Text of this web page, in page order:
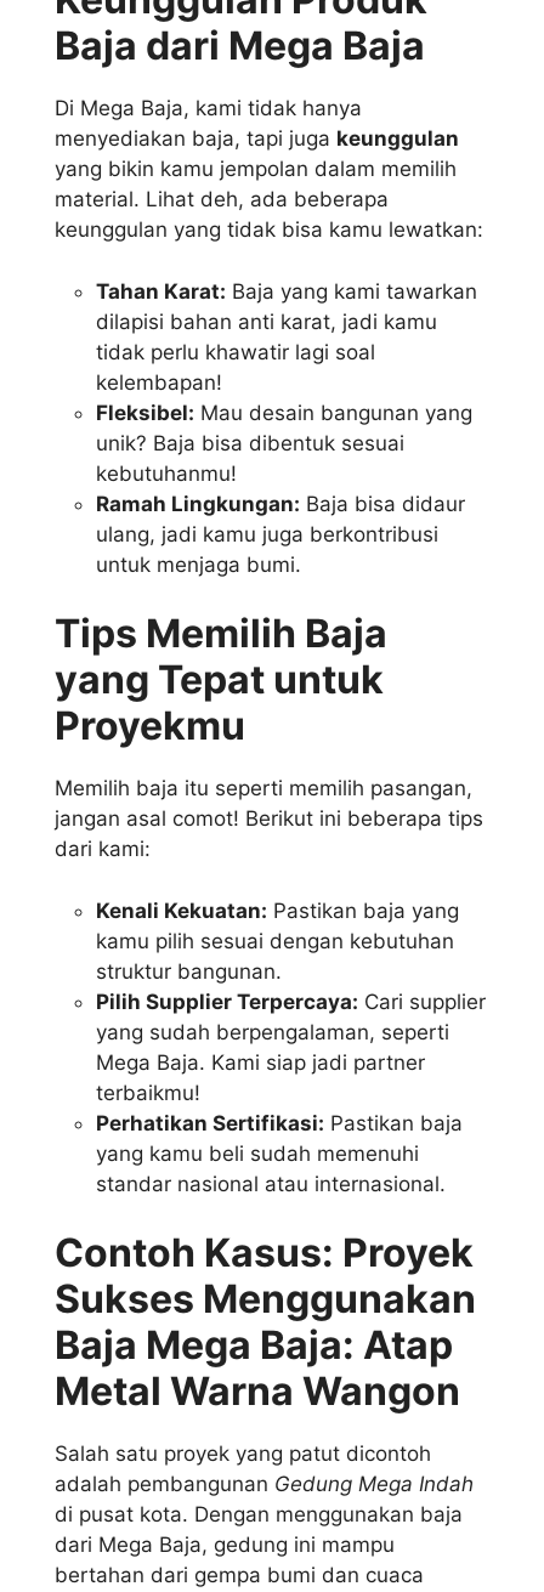
Baja dari Mega Baja
Di Mega Baja, kami tidak hanya
menyediakan baja, tapi juga keunggulan
yang bikin kamu jempolan dalam memilih
material. Lihat deh, ada beberapa
keunggulan yang tidak bisa kamu lewatkan:
Tahan Karat: Baja yang kami tawarkan
dilapisi bahan anti karat, jadi kamu
tidak perlu khawatir lagi soal
kelembapan!
Fleksibel: Mau desain bangunan yang
unik? Baja bisa dibentuk sesuai
kebutuhanmu!
Ramah Lingkungan: Baja bisa didaur
ulang, jadi kamu juga berkontribusi
untuk menjaga bumi.
Tips Memilih Baja
yang Tepat untuk
Proyekmu
Memilih baja itu seperti memilih pasangan,
jangan asal comot! Berikut ini beberapa tips
dari kami:
Kenali Kekuatan: Pastikan baja yang
kamu pilih sesuai dengan kebutuhan
struktur bangunan.
Pilih Supplier Terpercaya: Cari supplier
yang sudah berpengalaman, seperti
Mega Baja. Kami siap jadi partner
terbaikmu!
Perhatikan Sertifikasi: Pastikan baja
yang kamu beli sudah memenuhi
standar nasional atau internasional.
Contoh Kasus: Proyek
Sukses Menggunakan
Baja Mega Baja: Atap
Metal Warna Wangon
Salah satu proyek yang patut dicontoh
adalah pembangunan Gedung Mega Indah
di pusat kota. Dengan menggunakan baja
dari Mega Baja, gedung ini mampu
bertahan dari gempa bumi dan cuaca